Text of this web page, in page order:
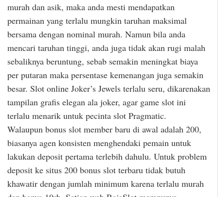
murah dan asik, maka anda mesti mendapatkan
permainan yang terlalu mungkin taruhan maksimal
bersama dengan nominal murah. Namun bila anda
mencari taruhan tinggi, anda juga tidak akan rugi malah
sebaliknya beruntung, sebab semakin meningkat biaya
per putaran maka persentase kemenangan juga semakin
besar. Slot online Joker’s Jewels terlalu seru, dikarenakan
tampilan grafis elegan ala joker, agar game slot ini
terlalu menarik untuk pecinta slot Pragmatic.
Walaupun bonus slot member baru di awal adalah 200,
biasanya agen konsisten menghendaki pemain untuk
lakukan deposit pertama terlebih dahulu. Untuk problem
deposit ke situs 200 bonus slot terbaru tidak butuh
khawatir dengan jumlah minimum karena terlalu murah